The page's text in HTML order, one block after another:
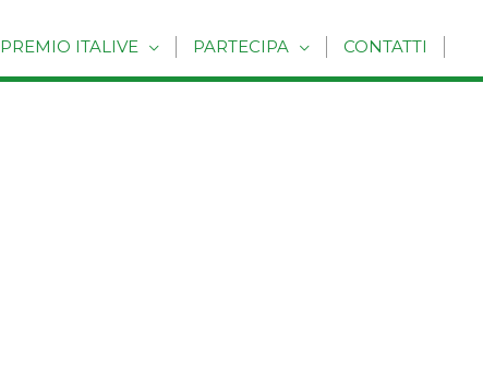
PREMIO ITALIVE PARTECIPA CONTATTI